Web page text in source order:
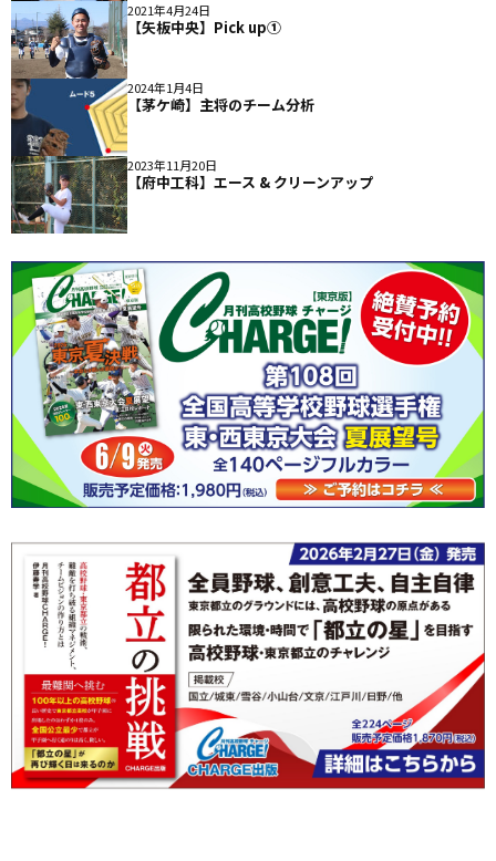
2021年4月24日
【矢板中央】Pick up①
2024年1月4日
【茅ケ崎】主将のチーム分析
2023年11月20日
【府中工科】エース & クリーンアップ